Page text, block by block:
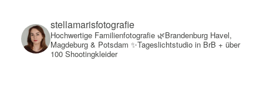
stellamarisfotografie
Hochwertige Familienfotografie🌿Brandenburg Havel,
Magdeburg & Potsdam ✨Tageslichtstudio in BrB + über
100 Shootingkleider